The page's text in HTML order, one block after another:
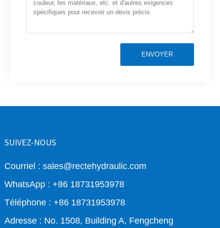
ENVOYER
SUIVEZ-NOUS
Courriel : sales@rectehydraulic.com
WhatsApp : +86 18731953978
Téléphone : +86 18731953978
Adresse : No. 1508, Building A, Fengcheng